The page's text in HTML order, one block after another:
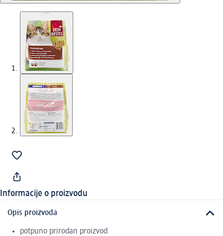
Informacije o proizvodu
Opis proizvoda
potpuno prirodan proizvod